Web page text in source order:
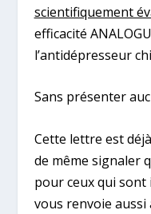
scientifiquement
efficacité
l’antidépresseur
Sans présenter
Cette lettre est
de même signaler
pour ceux qui sont
vous renvoie